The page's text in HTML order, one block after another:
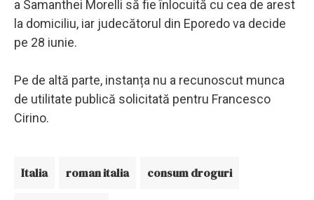
a Samanthei Morelli să fie înlocuită cu cea de arest
la domiciliu, iar judecătorul din Eporedo va decide
pe 28 iunie.
Pe de altă parte, instanța nu a recunoscut munca
de utilitate publică solicitată pentru Francesco
Cirino.
Italia roman italia consum droguri